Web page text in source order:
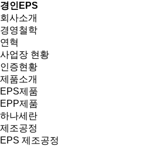
경인EPS
회사소개
경영철학
연혁
사업장 현황
인증현황
제품소개
EPS제품
EPP제품
하나세란
제조공정
EPS 제조공정